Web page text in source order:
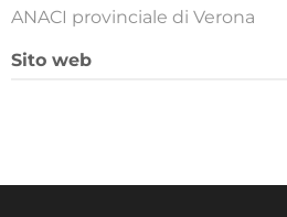
ANACI provinciale di Verona
Sito web